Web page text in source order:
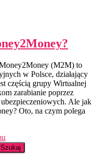
(M2M) to
w Polsce, działający
częścią grupy Wirtualnej
zarabianie poprzez
Ale jak
Oto, na czym polega